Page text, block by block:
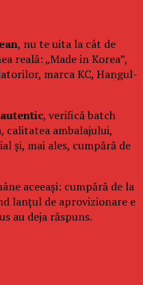
, nu te uita la cât de
reală: „Made in Korea”,
marca KC, Hangul-
, verifică batch
calitatea ambalajului,
și, mai ales, cumpără de
aceeași: cumpără de la
lanțul de aprovizionare e
au deja răspuns.